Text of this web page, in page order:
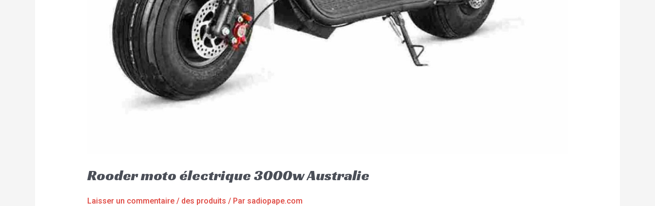
Rooder moto électrique 3000w Australie
Laisser un commentaire / des produits / Par sadiopape.com